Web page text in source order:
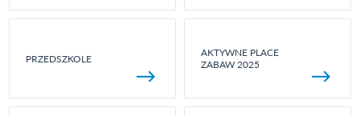
PRZEDSZKOLE
AKTYWNE PLACE
ZABAW 2025